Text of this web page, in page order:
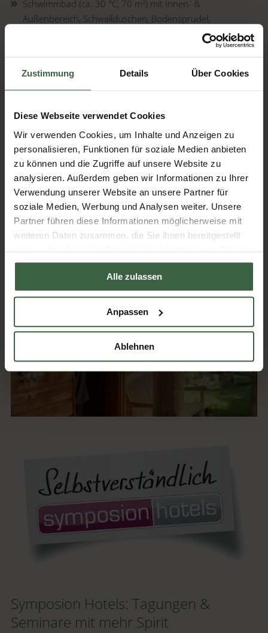
Zustimmung Details Über Cookies
Diese Webseite verwendet Cookies
Wir verwenden Cookies, um Inhalte und Anzeigen zu
personalisieren, Funktionen für soziale Medien anbieten
zu können und die Zugriffe auf unsere Website zu
analysieren. Außerdem geben wir Informationen zu Ihrer
Verwendung unserer Website an unsere Partner für
soziale Medien, Werbung und Analysen weiter. Unsere
Partner führen diese Informationen möglicherweise mit
weiteren Daten zusammen, die Sie ihnen bereitgestellt
haben oder die sie im Rahmen Ihrer Nutzung der Dienste
gesammelt haben.
Alle zulassen
Anpassen
Ablehnen
Schwimmbad (ca. 30 °C, 70 m²) mit Innen- &
Außenbereich, Schwallduschen, Bodensprudel,
unterschiedlichen Steinformen
Mühlensauna (Finnische Sauna, 90 °C) mit laufendem
Mostviertler Biosauna (50 °C) mit feinem Lavendelduft
Soledampfbad (40 °C, 100 % Luftfeuchtigkeit)
Infrarotkabine für wohltuende Tiefenwärme
Erlebnisduschen für die perfekte Erfrischung nach dem
Saunagang
WELLNESSBEREICH
Symposion Hotels: Tagungen &
Seminare mit mehr Spirit